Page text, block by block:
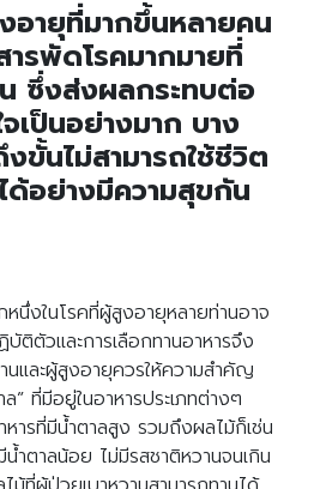
อายุที่มากขึ้นหลายคน
รพัดโรคมากมายที่
น ซึ่งส่งผลกระทบต่อ
เป็นอย่างมาก บาง
ขั้นไม่สามารถใช้ชีวิต
ด้อย่างมีความสุขกัน
หนึ่งในโรคที่ผู้สูงอายุหลายท่านอาจ
ติตัวและการเลือกทานอาหารจึง
นและผู้สูงอายุควรให้ความสำคัญ
” ที่มีอยู่ในอาหารประเภทต่างๆ
ารที่มีน้ำตาลสูง รวมถึงผลไม้ก็เช่น
ำตาลน้อย ไม่มีรสชาติหวานจนเกิน